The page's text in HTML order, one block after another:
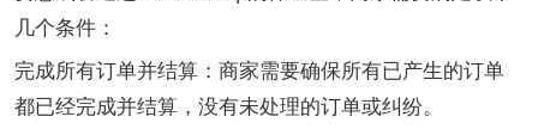
几个条件：
完成所有订单并结算：商家需要确保所有已产生的订单
都已经完成并结算，没有未处理的订单或纠纷。